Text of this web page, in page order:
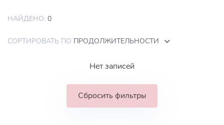
НАЙДЕНО: 0
СОРТИРОВАТЬ ПО ПРОДОЛЖИТЕЛЬНОСТИ
Нет записей
Сбросить фильтры